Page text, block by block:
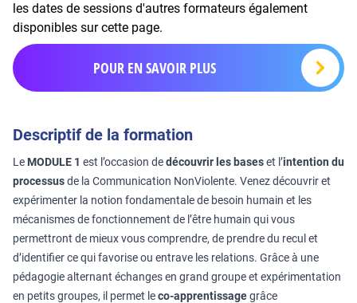
les dates de sessions d'autres formateurs également
disponibles sur cette page.
POUR EN SAVOIR PLUS
Descriptif de la formation
Le MODULE 1 est l’occasion dedécouvrir les baseset l’intention du
processusde la Communication NonViolente. Venez découvrir et
expérimenter la notion fondamentale de besoin humain et les
mécanismes de fonctionnement de l’être humain qui vous
permettront de mieux vous comprendre, de prendre du recul et
d’identifier ce qui favorise ou entrave les relations. Grâce à une
pédagogie alternant échanges en grand groupe et expérimentation
en petits groupes, il permet leco-apprentissagegrâce